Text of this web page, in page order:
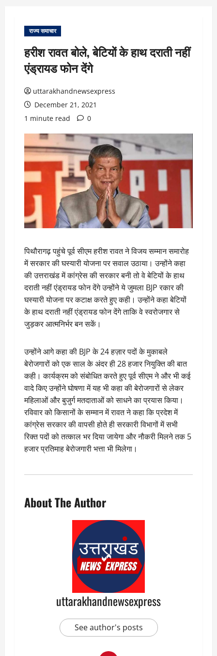
राज्य समाचार
हरीश रावत बोले, बेटियों के हाथ दराती नहीं
एंड्रायड फोन देंगे
uttarakhandnewsexpress
December 21, 2021
1 minute read
0
पिथौरागढ़ पहुंचे पूर्व सीएम हरीश रावत ने विजय सम्मान समारोह
में सरकार की घस्यारी योजना पर सवाल उठाया। उन्होंने कहा
की उत्तराखंड में कांग्रेस की सरकार बनी तो वे बेटियों के हाथ
दराती नहीं एंड्रायड फोन देंगे उन्होंने ये जुमला BJP रकार की
घस्यारी योजना पर कटाक्ष करते हुए कही। उन्होंने कहा बेटियों
के हाथ दराती नहीं एंड्रायड फोन देंगे ताकि वे स्वरोजगार से
जुड़कर आत्मनिर्भर बन सकें।
उन्होंने आगे कहा की BJP के 24 हज़ार पदों के मुकाबले
बेरोजगारों को एक साल के अंदर ही 28 हजार नियुक्ति की बात
कही। कार्यक्रम को संबोधित करते हुए पूर्व सीएम ने और भी कई
वादे किए उन्होंने घोषणा में यह भी कहा की बेरोजगारों से लेकर
महिलाओं और बुजुर्ग मतदाताओं को साधने का प्रयास किया।
रविवार को किसानों के सम्मान में रावत ने कहा कि प्रदेश में
कांग्रेस सरकार की वापसी होते ही सरकारी विभागों में सभी
रिक्त पदों को तत्काल भर दिया जायेगा और नौकरी मिलने तक 5
हजार प्रतिमाह बेरोजगारी भत्ता भी मिलेगा।
About The Author
uttarakhandnewsexpress
See author's posts